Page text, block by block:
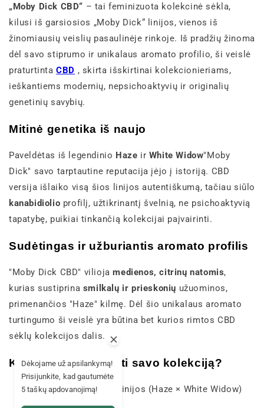
„Moby Dick CBD“ – tai feminizuota kolekcinė sėkla,
kilusi iš garsiosios „Moby Dick“ linijos, vienos iš
žinomiausių veislių pasaulinėje rinkoje. Iš pradžių žinoma
dėl savo stiprumo ir unikalaus aromato profilio, ši veislė
praturtintaCBD , skirta išskirtinai kolekcionieriams,
ieškantiems modernių, nepsichoaktyvių ir originalių
genetinių savybių.
Mitinė genetika iš naujo
Paveldėtas iš legendinio Haze ir White Widow"Moby
Dick" savo tarptautine reputacija įėjo į istoriją. CBD
versija išlaiko visą šios linijos autentiškumą, tačiau siūlo
kanabidiolio profilį, užtikrinantį švelnią, ne psichoaktyvią
tapatybę, puikiai tinkančią kolekcijai paįvairinti.
Sudėtingas ir užburiantis aromato profilis
"Moby Dick CBD" viliojamedienos, citrinų natomis,
kurias sustiprina smilkalų ir prieskonių užuominos,
primenančios "Haze" kilmę. Dėl šio unikalaus aromato
turtingumo ši veislė yra būtina bet kurios rimtos CBD
sėklų kolekcijos dalis.
Kodėl verta papildyti savo kolekciją?
Legenda: iš mitinės linijos (Haze × White Widow)
Dėkojame už apsilankymą!
Prisijunkite, kad gautumėte
5 taškų apdovanojimą!